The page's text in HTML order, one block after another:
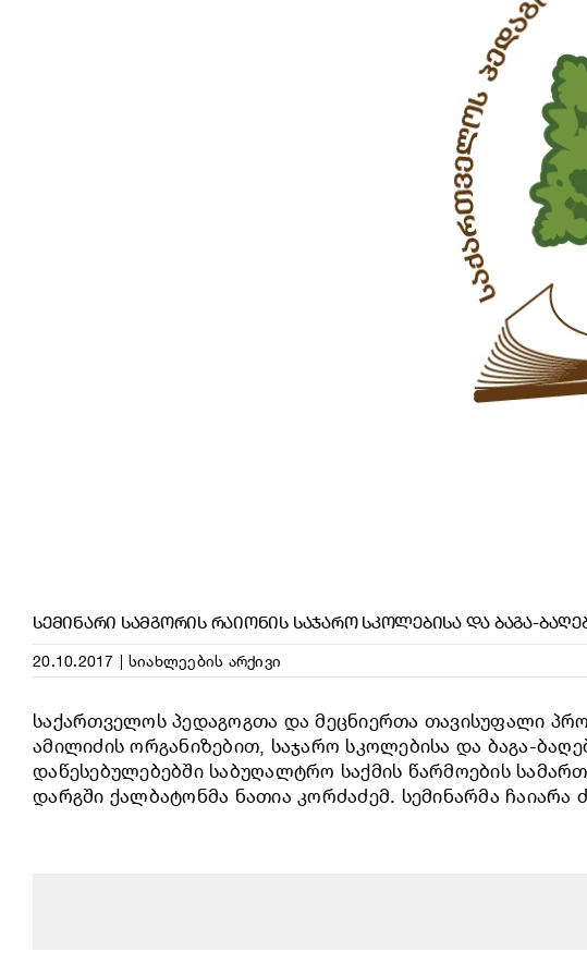
ᲡᲔᲛᲘᲜᲐᲠᲘ ᲡᲐᲛᲒᲝᲠᲘᲡ ᲠᲐᲘᲝᲜᲘᲡ ᲡᲐᲯᲐᲠᲝ ᲡᲙᲝᲚᲔᲑᲘᲡᲐ ᲓᲐ ᲑᲐᲒᲐ-
20.10.2017 | სიახლეების არქივი
საქართველოს პედაგოგთა და მეცნიერთა თავისუფალი
ამილიძის ორგანიზებით, საჯარო სკოლებისა და ბაგა-
დაწესებულებებში საბუღალტრო საქმის წარმოების
დარგში ქალბატონმა ნათია კორძაძემ. სემინარმა